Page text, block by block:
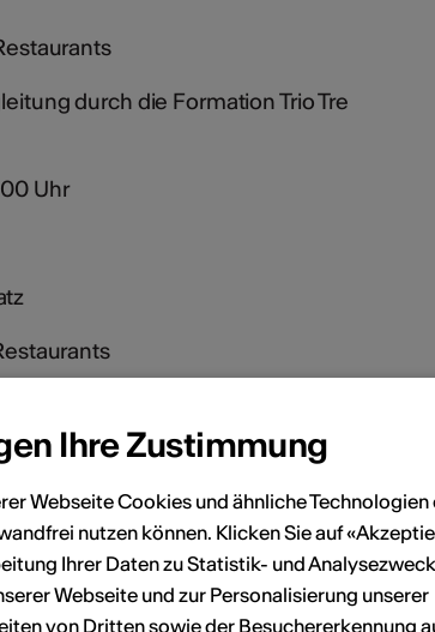
durch die Formation Trio Tre
Uhr
aus dem Spielplan
Oktober 2025
Ihre Zustimmung
Webseite Cookies und ähnliche Technologien
nutzen können. Klicken Sie auf
Ihrer Daten zu Statistik- und
Webseite und zur Personalisierung unserer
von Dritten sowie der Besuchererkennung